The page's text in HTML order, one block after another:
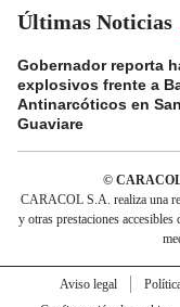
Últimas Noticias
Gobernador reporta
explosivos frente a
Antinarcóticos en
Guaviare
© CARACOL
CARACOL S.A. realiza una
y otras prestaciones accesibles
Aviso legal